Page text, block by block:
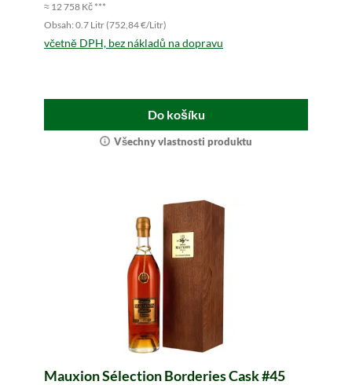
≈ 12 758 Kč ***
Obsah: 0.7 Litr (752,84 €/Litr)
včetně DPH, bez nákladů na dopravu
Do košíku
Všechny vlastnosti produktu
Mauxion Sélection Borderies Cask #45